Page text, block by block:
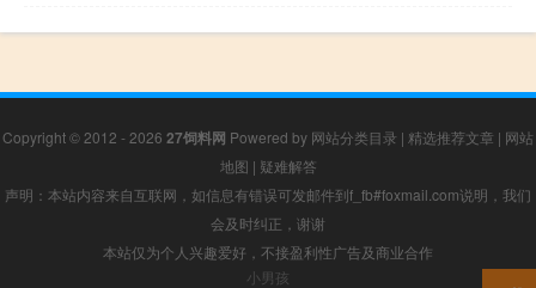
Copyright © 2012 - 2026 27饲料网 Powered by 网站分类目录 | 精选推荐文章 | 网站
地图 | 疑难解答
声明：本站内容来自互联网，如信息有错误可发邮件到f_fb#foxmail.com说明，我们
会及时纠正，谢谢
本站仅为个人兴趣爱好，不接盈利性广告及商业合作
小男孩